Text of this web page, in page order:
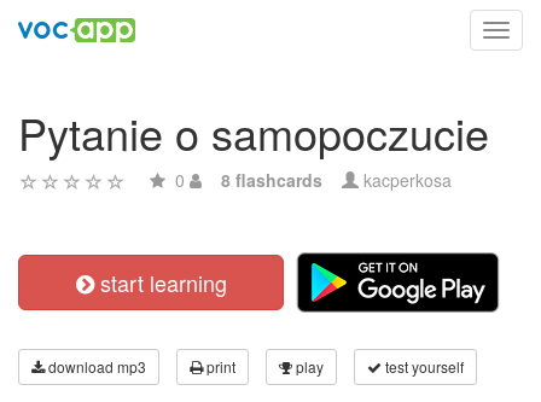
Pytanie o samopoczucie
0 8 flashcards kacperkosa
start learning
download mp3 print play test yourself